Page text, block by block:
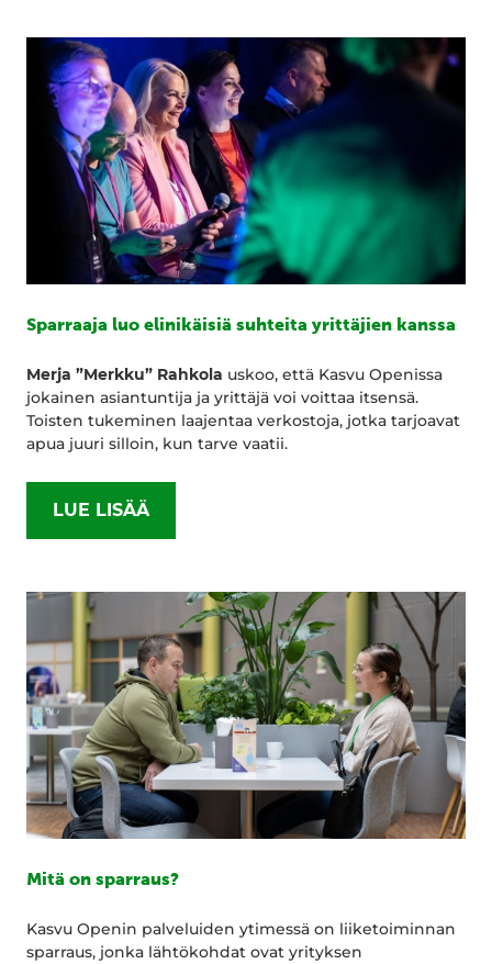
Sparraaja luo elinikäisiä suhteita yrittäjien kanssa
Merja ”Merkku” Rahkola uskoo, että Kasvu Openissa
jokainen asiantuntija ja yrittäjä voi voittaa itsensä.
Toisten tukeminen laajentaa verkostoja, jotka tarjoavat
apua juuri silloin, kun tarve vaatii.
LUE LISÄÄ
Mitä on sparraus?
Kasvu Openin palveluiden ytimessä on liiketoiminnan
sparraus, jonka lähtökohdat ovat yrityksen